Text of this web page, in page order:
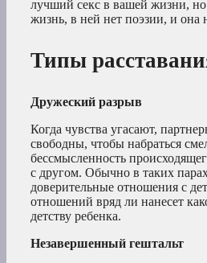
лучший секс в вашей жизни,
жизнь, в ней нет поэзии, и она
Типы
Дружеский разрыв
Когда чувства угасают,
свободны, чтобы набраться
бессмысленность
с другом. Обычно в таких
доверительные отношения с
отношений вряд ли нанесет
детству ребенка.
Незавершенный гештальт